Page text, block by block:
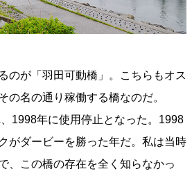
のが「羽田可動橋」。こちらもオス
の名の通り稼働する橋なのだ。
1998年に使用停止となった。1998
がダービーを勝った年だ。私は当時
、この橋の存在を全く知らなかっ